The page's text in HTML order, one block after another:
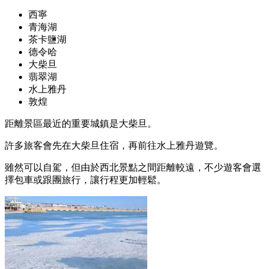
西寧
青海湖
茶卡鹽湖
德令哈
大柴旦
翡翠湖
水上雅丹
敦煌
距離景區最近的重要城鎮是大柴旦。
許多旅客會先在大柴旦住宿，再前往水上雅丹遊覽。
雖然可以自駕，但由於西北景點之間距離較遠，不少遊客會選
擇包車或跟團旅行，讓行程更加輕鬆。